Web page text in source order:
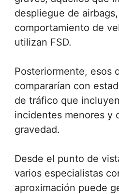
despliegue de
comportamiento de
utilizan FSD.
Posteriormente, esos
compararían con
de tráfico que
incidentes menores y
gravedad.
Desde el punto de
varios especialistas
aproximación puede